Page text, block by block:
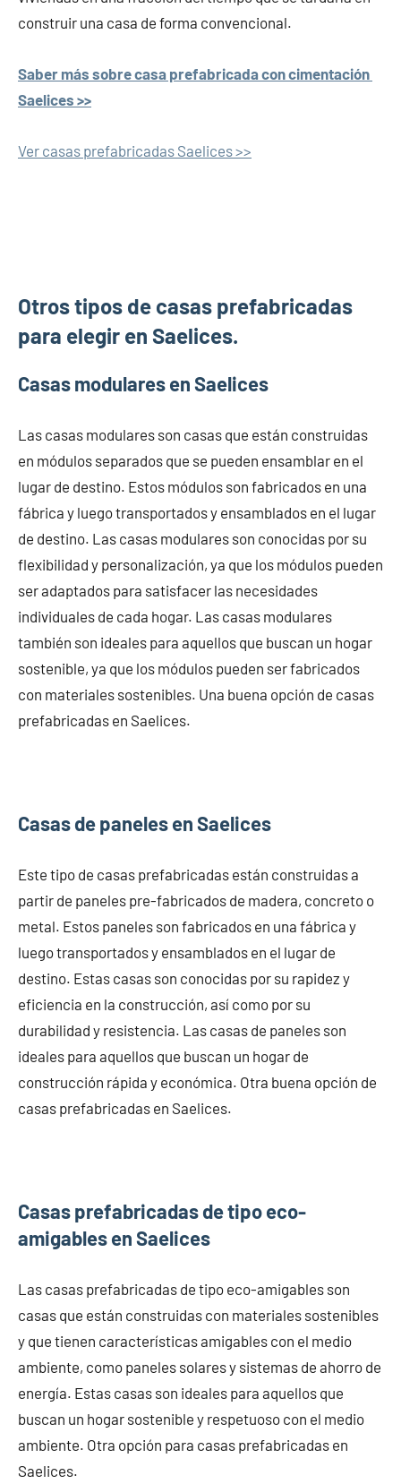
construir una casa de forma convencional.
Saber más sobre casa prefabricada con cimentación
Saelices >>
Ver casas prefabricadas Saelices >>
Otros tipos de casas prefabricadas
para elegir en Saelices.
Casas modulares en Saelices
Las casas modulares son casas que están construidas
en módulos separados que se pueden ensamblar en el
lugar de destino. Estos módulos son fabricados en una
fábrica y luego transportados y ensamblados en el lugar
de destino. Las casas modulares son conocidas por su
flexibilidad y personalización, ya que los módulos pueden
ser adaptados para satisfacer las necesidades
individuales de cada hogar. Las casas modulares
también son ideales para aquellos que buscan un hogar
sostenible, ya que los módulos pueden ser fabricados
con materiales sostenibles. Una buena opción de casas
prefabricadas en Saelices.
Casas de paneles en Saelices
Este tipo de casas prefabricadas están construidas a
partir de paneles pre-fabricados de madera, concreto o
metal. Estos paneles son fabricados en una fábrica y
luego transportados y ensamblados en el lugar de
destino. Estas casas son conocidas por su rapidez y
eficiencia en la construcción, así como por su
durabilidad y resistencia. Las casas de paneles son
ideales para aquellos que buscan un hogar de
construcción rápida y económica. Otra buena opción de
casas prefabricadas en Saelices.
Casas prefabricadas de tipo eco-
amigables en Saelices
Las casas prefabricadas de tipo eco-amigables son
casas que están construidas con materiales sostenibles
y que tienen características amigables con el medio
ambiente, como paneles solares y sistemas de ahorro de
energía. Estas casas son ideales para aquellos que
buscan un hogar sostenible y respetuoso con el medio
ambiente. Otra opción para casas prefabricadas en
Saelices.